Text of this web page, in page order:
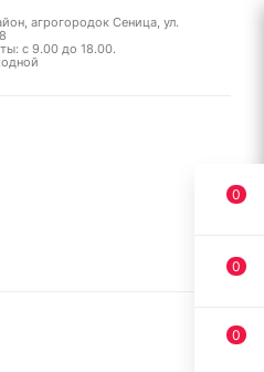
агрогородок Сеница, ул.
с 9.00 до 18.00.
0
0
0